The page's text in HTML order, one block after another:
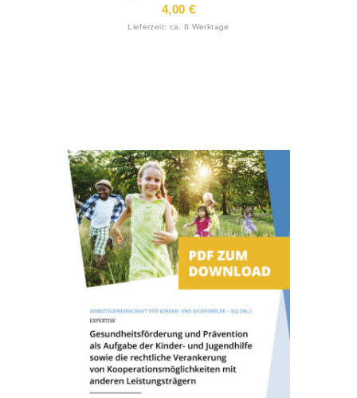
4,00 €
Lieferzeit: ca. 8 Werktage